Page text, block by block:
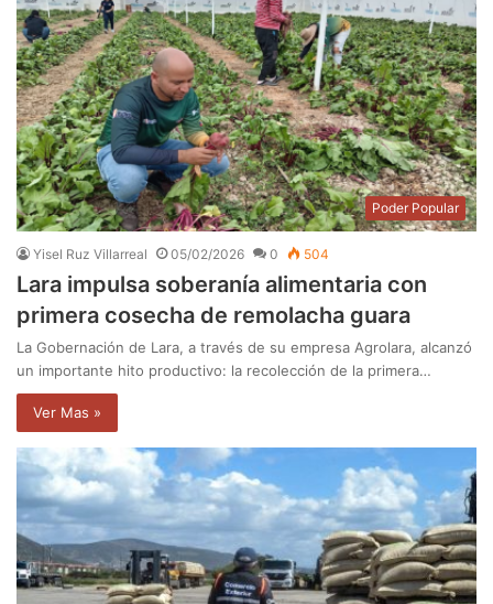
Poder Popular
Yisel Ruz Villarreal 05/02/2026 0 504
Lara impulsa soberanía alimentaria con
primera cosecha de remolacha guara
La Gobernación de Lara, a través de su empresa Agrolara, alcanzó
un importante hito productivo: la recolección de la primera…
Ver Mas »